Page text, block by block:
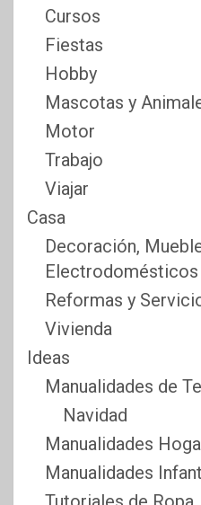
Cursos
Fiestas
Hobby
Mascotas y
Motor
Trabajo
Viajar
Casa
Decoración,
Electrodomésticos
Reformas y
Vivienda
Ideas
Manualidades de
Navidad
Manualidades
Manualidades